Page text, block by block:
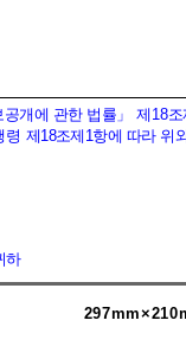
공개에 관한 법률 」 제 18조
령 제18조제 1항에 따라 위
하